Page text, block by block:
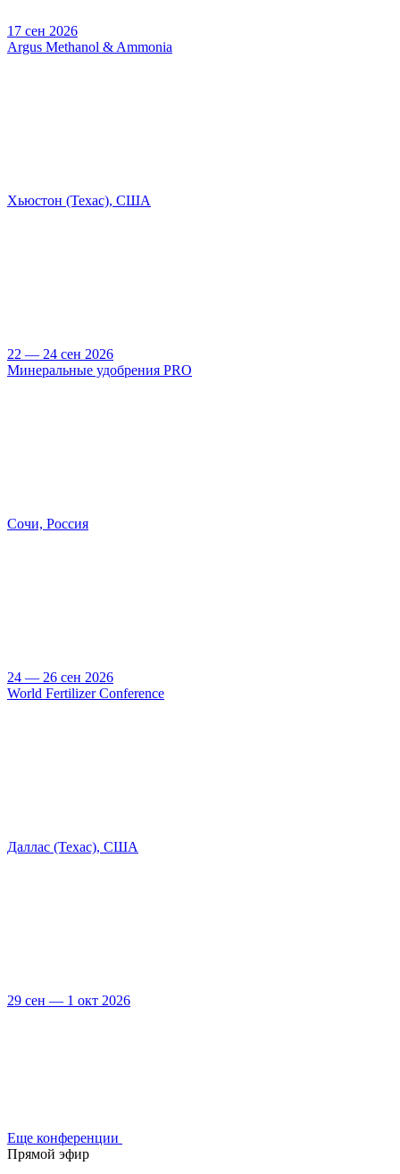
17 сен 2026
Argus Methanol & Ammonia
Хьюстон (Техас), США
22 — 24 сен 2026
Минеральные удобрения PRO
Сочи, Россия
24 — 26 сен 2026
World Fertilizer Conference
Даллас (Техас), США
29 сен — 1 окт 2026
Еще конференции
Прямой эфир